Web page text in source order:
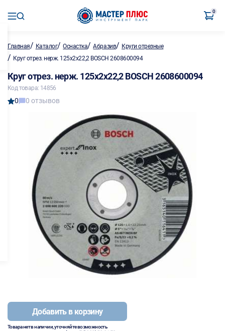
0
Главная/ Каталог/Оснастка/Абразив/ Круги отрезные
/ Круг отрез. нерж. 125х2х22,2 BOSCH 2608600094
Круг отрез. нерж. 125х2х22,2 BOSCH 2608600094
Код товара: 14856
0 0 отзывов
Добавить в корзину
Товара нет в наличии, уточняйте возможность